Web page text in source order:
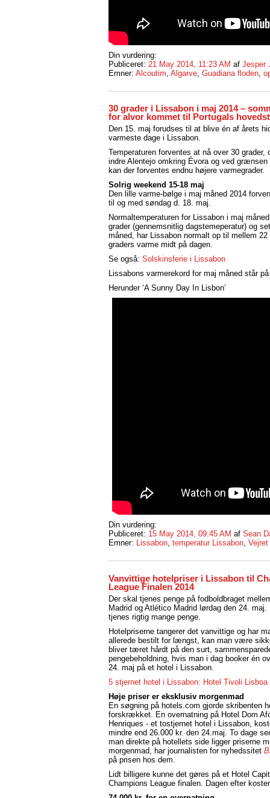
Din vurdering:
Publiceret: 21 May 2014, 11:23 AM af Jesper
Emner: Alcoutim Algarve Guadiana floden
30 grader i Lissabon i maj 2014 –
for alvor kommet til Portugals
Den 15. maj forudses til at blive én af årets
varmeste dage i Lissabon.
Temperaturen forventes at nå over 30 grader,
indre Alentejo omkring Évora og ved grænsen
kan der forventes endnu højere varmegrader.
Solrig weekend 15-18 maj
Den lille varme-bølge i maj måned 2014
til og med søndag d. 18. maj.
Normaltemperaturen for Lissabon i maj
grader (gennemsnitlig dagstemeperatur) og
måned, har Lissabon normalt op til mellem 22
graders varme midt på dagen.
Se også: Solskinsferie i Lissabon
Lissabons varmerekord for maj måned står
Herunder ‘A Sunny Day In Lisbon’
Din vurdering:
Publiceret: 15 May 2014, 09:45 AM af Sean
Emner: Lissabon, temperatur Lissabon,
Vanvittige hotelpriser i Lissabon til
League Finalen 2014
Der skal tjenes penge på fodboldbraget
Madrid og Atlético Madrid lørdag den 24. maj.
tjenes rigtig mange penge.
Hotelpriserne tangerer det vanvittige og har
allerede bestilt for længst, kan man være
bliver tæret hårdt på den surt,
pengebeholdning, hvis man i dag booker én
24. maj på et hotel i Lissabon.
5 stjernet hotel i Lissabon: Hotel Tivoli Lisboa
Høje priser er eksklusiv morgenmad
En søgning på hotels.com gjorde skribenten
forskrækket. En overnatning på Hotel Dom
Henriques - et tostjernet hotel i Lissabon,
mindre end 26.000 kr. den 24.maj. To dage
man direkte på hotellets side ligger priserne
morgenmad, har journalisten for nyhedssitet
på prisen hos dem.
Lidt billigere kunne det gøres på et Hotel
Champions League finalen. Dagen efter